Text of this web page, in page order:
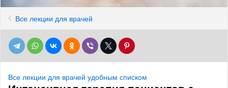
Все лекции для врачей
Все лекции для врачей удобным списком